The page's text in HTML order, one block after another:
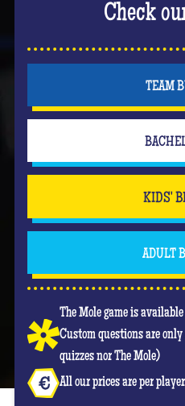
Check
TEAM
KIDS'
ADULT
The Mole game is
Custom questions are
quizzes nor The Mole)
All our prices are per